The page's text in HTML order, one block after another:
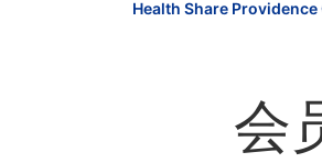
Health Share Providence
会